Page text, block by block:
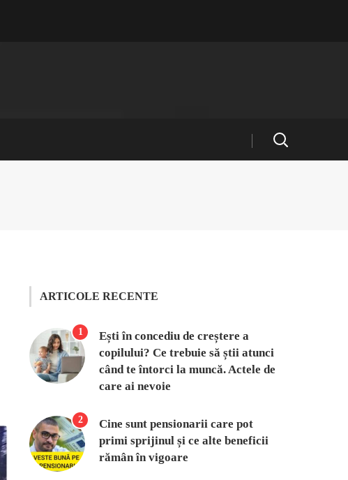
ARTICOLE RECENTE
1
Ești în concediu de creștere a
copilului? Ce trebuie să știi atunci
când te întorci la muncă. Actele de
care ai nevoie
2
Cine sunt pensionarii care pot
primi sprijinul și ce alte beneficii
rămân în vigoare